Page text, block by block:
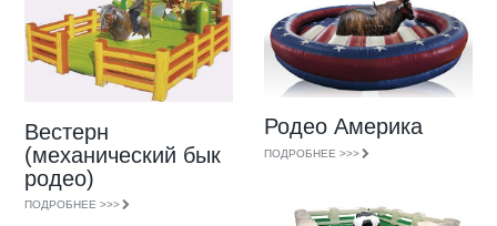
Родео Америка
ПОДРОБНЕЕ >>>
Вестерн
(механический бык
родео)
ПОДРОБНЕЕ >>>